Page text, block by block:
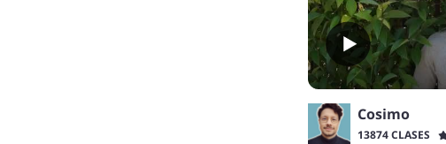
Cosimo
13874 CLASES